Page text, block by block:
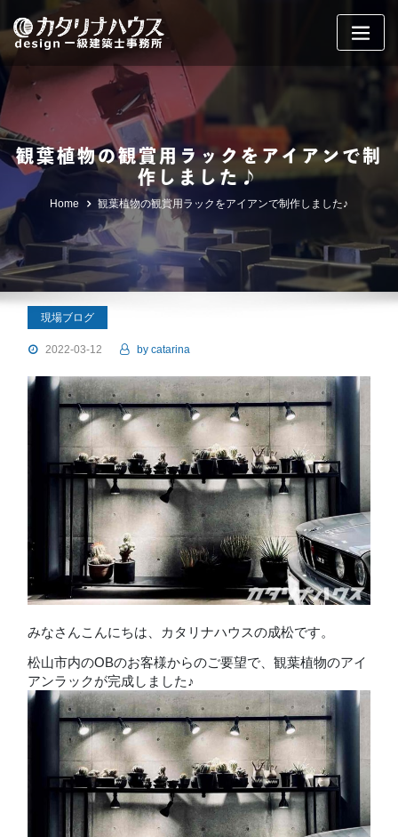
to
content
観葉植物の観賞用ラックをアイアンで制
作しました♪
Home 観葉植物の観賞用ラックをアイアンで制作しました♪
現場ブログ
2022-03-12 by catarina
みなさんこんにちは、カタリナハウスの成松です。
松山市内のOBのお客様からのご要望で、観葉植物のアイ
アンラックが完成しました♪